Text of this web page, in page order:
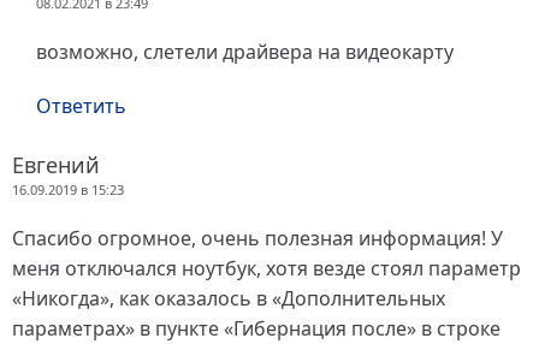
возможно, слетели драйвера на видеокарту
Ответить
Евгений
16.09.2019 в 15:23
Спасибо огромное, очень полезная информация! У
меня отключался ноутбук, хотя везде стоял параметр
«Никогда», как оказалось в «Дополнительных
параметрах» в пункте «Гибернация после» в строке